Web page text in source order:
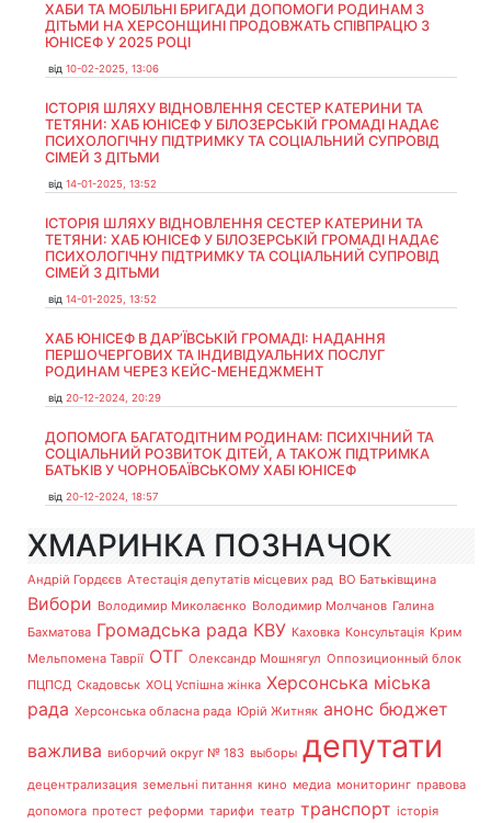
ХАБИ ТА МОБІЛЬНІ БРИГАДИ ДОПОМОГИ РОДИНАМ З
ДІТЬМИ НА ХЕРСОНЩИНІ ПРОДОВЖАТЬ СПІВПРАЦЮ З
ЮНІСЕФ У 2025 РОЦІ
від 10-02-2025, 13:06
ІСТОРІЯ ШЛЯХУ ВІДНОВЛЕННЯ СЕСТЕР КАТЕРИНИ ТА
ТЕТЯНИ: ХАБ ЮНІСЕФ У БІЛОЗЕРСЬКІЙ ГРОМАДІ НАДАЄ
ПСИХОЛОГІЧНУ ПІДТРИМКУ ТА СОЦІАЛЬНИЙ СУПРОВІД
СІМЕЙ З ДІТЬМИ
від 14-01-2025, 13:52
ІСТОРІЯ ШЛЯХУ ВІДНОВЛЕННЯ СЕСТЕР КАТЕРИНИ ТА
ТЕТЯНИ: ХАБ ЮНІСЕФ У БІЛОЗЕРСЬКІЙ ГРОМАДІ НАДАЄ
ПСИХОЛОГІЧНУ ПІДТРИМКУ ТА СОЦІАЛЬНИЙ СУПРОВІД
СІМЕЙ З ДІТЬМИ
від 14-01-2025, 13:52
ХАБ ЮНІСЕФ В ДАР’ЇВСЬКІЙ ГРОМАДІ: НАДАННЯ
ПЕРШОЧЕРГОВИХ ТА ІНДИВІДУАЛЬНИХ ПОСЛУГ
РОДИНАМ ЧЕРЕЗ КЕЙС-МЕНЕДЖМЕНТ
від 20-12-2024, 20:29
ДОПОМОГА БАГАТОДІТНИМ РОДИНАМ: ПСИХІЧНИЙ ТА
СОЦІАЛЬНИЙ РОЗВИТОК ДІТЕЙ, А ТАКОЖ ПІДТРИМКА
БАТЬКІВ У ЧОРНОБАЇВСЬКОМУ ХАБІ ЮНІСЕФ
від 20-12-2024, 18:57
ХМАРИНКА ПОЗНАЧОК
Андрій Гордєєв Атестація депутатів місцевих рад ВО Батьківщина
Вибори Володимир Миколаєнко Володимир Молчанов Галина
Бахматова Громадська рада КВУ Каховка Консультація Крим
Мельпомена Таврії ОТГ Олександр Мошнягул Оппозиционный блок
ПЦПСД Скадовськ ХОЦ Успішна жінка Херсонська міська
рада Херсонська обласна рада Юрій Житняк анонс бюджет
важлива виборчий округ № 183 выборы депутати
децентрализация земельні питання кино медиа мониторинг правова
допомога протест реформи тарифи театр транспорт історія